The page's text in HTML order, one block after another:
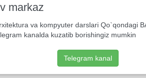
Usmon Azim
ko‘zim tushsa...
ko‘zim tushsa, Kuyar osmon,
Oqar bo‘lsam, ketar bo‘lsam, Meni
markaz
va kompyuter darslari Qo`qondagi
kanalda kuzatib borishingiz mumkin
Telegram kanal